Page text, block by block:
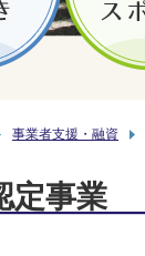
事業者支援・融資
定事業